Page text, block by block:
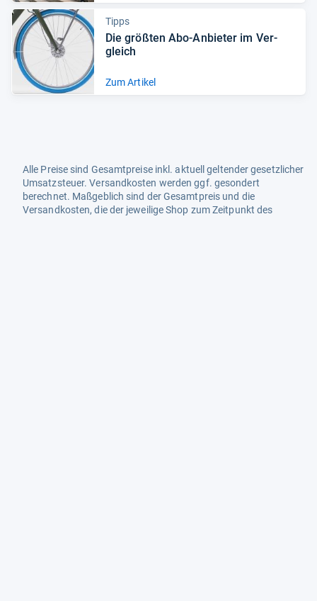
Tipps
Die größ­ten Abo-​Anbie­ter im Ver­
gleich
Zum Artikel
Alle Preise sind Gesamtpreise inkl. aktuell geltender gesetzlicher
Umsatzsteuer. Versandkosten werden ggf. gesondert
berechnet. Maßgeblich sind der Gesamtpreis und die
Versandkosten, die der jeweilige Shop zum Zeitpunkt des